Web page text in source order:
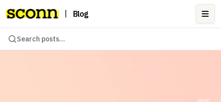
Blog
Search posts...